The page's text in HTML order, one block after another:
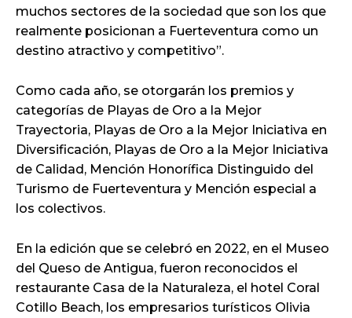
muchos sectores de la sociedad que son los que
realmente posicionan a Fuerteventura como un
destino atractivo y competitivo”.
Como cada año, se otorgarán los premios y
categorías de Playas de Oro a la Mejor
Trayectoria, Playas de Oro a la Mejor Iniciativa en
Diversificación, Playas de Oro a la Mejor Iniciativa
de Calidad, Mención Honorífica Distinguido del
Turismo de Fuerteventura y Mención especial a
los colectivos.
En la edición que se celebró en 2022, en el Museo
del Queso de Antigua, fueron reconocidos el
restaurante Casa de la Naturaleza, el hotel Coral
Cotillo Beach, los empresarios turísticos Olivia